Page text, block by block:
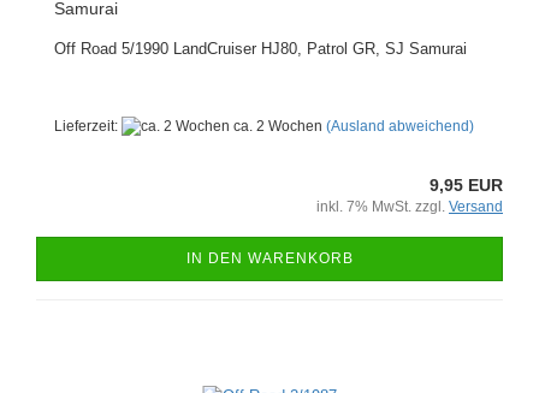
Samurai
Off Road 5/1990 LandCruiser HJ80, Patrol GR, SJ Samurai
Lieferzeit: ca. 2 Wochen (Ausland abweichend)
9,95 EUR
inkl. 7% MwSt. zzgl. Versand
IN DEN WARENKORB